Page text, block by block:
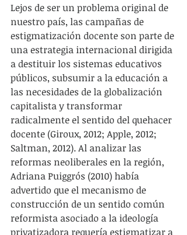
Lejos de ser un problema original de
nuestro país, las campañas de
estigmatización docente son parte de
una estrategia internacional dirigida
a destituir los sistemas educativos
públicos, subsumir a la educación a
las necesidades de la globalización
capitalista y transformar
radicalmente el sentido del quehacer
docente (Giroux, 2012; Apple, 2012;
Saltman, 2012). Al analizar las
reformas neoliberales en la región,
Adriana Puiggrós (2010) había
advertido que el mecanismo de
construcción de un sentido común
reformista asociado a la ideología
privatizadora requería estigmatizar a